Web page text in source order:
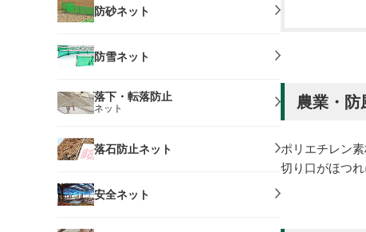
農業・防
ポリエチレン
切り口がほつれ
防砂ネット
防雪ネット
落下・転落防止
ネット
落石防止ネット
安全ネット